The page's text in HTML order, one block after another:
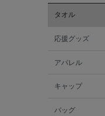
タオル
応援グッズ
アパレル
キャップ
バッグ